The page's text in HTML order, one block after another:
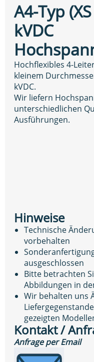
A4-Typ
kVDC
Hochflexibles 4-
kleinem
kVDC.
Wir liefern
unterschiedlichen
Ausführungen.
Hinweise
Technische
vorbehalten
ausgeschlossen
Bitte betrachten
Abbildungen in
Wir behalten uns
gezeigten
Kontakt /
Anfrage per Email